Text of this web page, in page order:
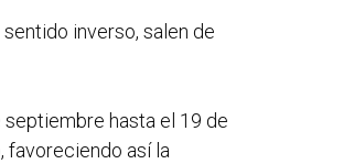
inverso, salen de
hasta el 19 de
favoreciendo así la